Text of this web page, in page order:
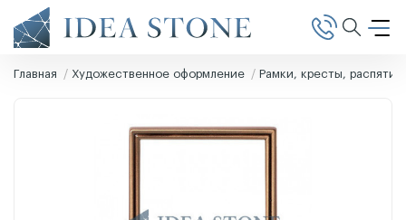
Главная Художественное оформление Рамки, кресты, распятия